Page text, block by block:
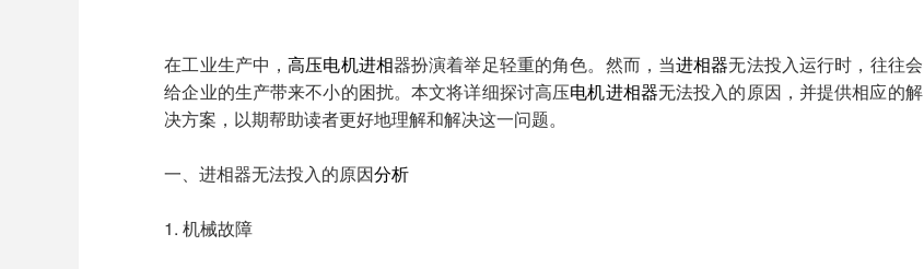
在工业生产中，高压电机进相器扮演着举足轻重的角色。然而，当进相器无法投入运行时，往往会
给企业的生产带来不小的困扰。本文将详细探讨高压电机进相器无法投入的原因，并提供相应的解
决方案，以期帮助读者更好地理解和解决这一问题。
一、进相器无法投入的原因分析
1. 机械故障